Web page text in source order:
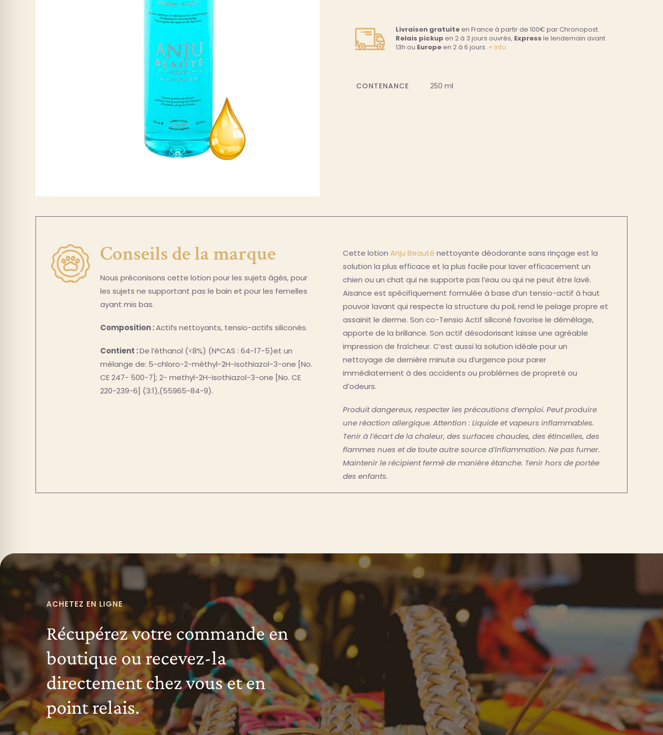
Livraison gratuite en France à partir de 100€ par Chronopost.
Relais pickup en 2 à 3 jours ouvrés, Express le lendemain avant
13h ou Europe en 2 à 6 jours. + Info
CONTENANCE 250 ml
Conseils de la marque
Nous préconisons cette lotion pour les sujets âgés, pour
les sujets ne supportant pas le bain et pour les femelles
ayant mis bas.
Composition :Actifs nettoyants, tensio-actifs siliconés.
Contient :De l’éthanol (<8%) (N°CAS : 64-17-5)et un
mélange de: 5-chloro-2-méthyl-2H-isothiazol-3-one [No.
CE 247- 500-7]; 2- methyl-2H-isothiazol-3-one [No. CE
220-239-6] (3:1),(55965-84-9).
Cette lotion Anju Beauté nettoyante déodorante sans rinçage est la
solution la plus efficace et la plus facile pour laver efficacement un
chien ou un chat qui ne supporte pas l’eau ou qui ne peut être lavé.
Aisance est spécifiquement formulée à base d’un tensio-actif à haut
pouvoir lavant qui respecte la structure du poil, rend le pelage propre et
assainit le derme. Son co-Tensio Actif siliconé favorise le démêlage,
apporte de la brillance. Son actif désodorisant laisse une agréable
impression de fraîcheur. C’est aussi la solution idéale pour un
nettoyage de dernière minute ou d’urgence pour parer
immédiatement à des accidents ou problèmes de propreté ou
d’odeurs.
Produit dangereux, respecter les précautions d’emploi. Peut produire
une réaction allergique. Attention : Liquide et vapeurs inflammables.
Tenir à l’écart de la chaleur, des surfaces chaudes, des étincelles, des
flammes nues et de toute autre source d’inflammation. Ne pas fumer.
Maintenir le récipient fermé de manière étanche. Tenir hors de portée
des enfants.
ACHETEZ EN LIGNE
Récupérez votre commande en
boutique ou recevez-la
directement chez vous et en
point relais.